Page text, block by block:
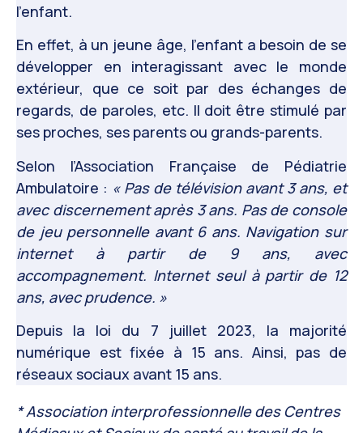
l’enfant.
En effet, à un jeune âge, l’enfant a besoin de se
développer en interagissant avec le monde
extérieur, que ce soit par des échanges de
regards, de paroles, etc. Il doit être stimulé par
ses proches, ses parents ou grands-parents.
Selon l’Association Française de Pédiatrie
Ambulatoire : « Pas de télévision avant 3 ans, et
avec discernement après 3 ans. Pas de console
de jeu personnelle avant 6 ans. Navigation sur
internet à partir de 9 ans, avec
accompagnement. Internet seul à partir de 12
ans, avec prudence. »
Depuis la loi du 7 juillet 2023, la majorité
numérique est fixée à 15 ans. Ainsi, pas de
réseaux sociaux avant 15 ans.
* Association interprofessionnelle des Centres